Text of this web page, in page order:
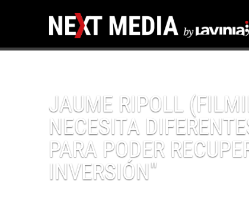
JAUME RIPOLL
NECESITA
PARA PODER
INVERSIÓN"